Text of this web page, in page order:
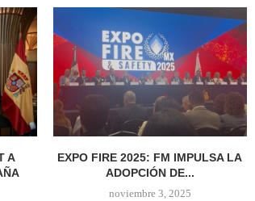
A
EXPO FIRE 2025: FM IMPULSA LA
ADOPCIÓN DE...
noviembre 3, 2025